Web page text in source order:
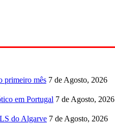
primeiro mês 7 de Agosto, 2026
em Portugal 7 de Agosto, 2026
do Algarve 7 de Agosto, 2026